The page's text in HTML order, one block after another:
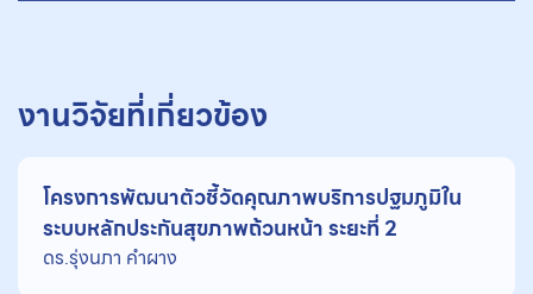
งานวิจัยที่เกี่ยวข้อง
โครงการพัฒนาตัวชี้วัดคุณภาพบริการปฐมภูมิใน
ระบบหลักประกันสุขภาพถ้วนหน้า ระยะที่ 2
ดร.รุ่งนภา คําผาง